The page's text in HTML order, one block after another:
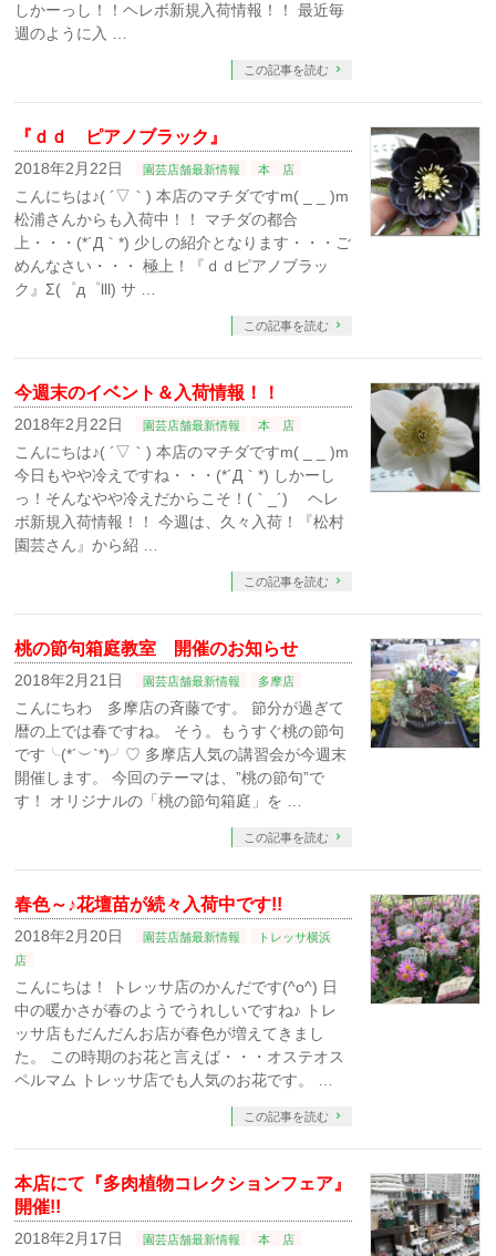
しかーっし！！ヘレボ新規入荷情報！！ 最近毎
週のように入 …
この記事を読む
『ｄｄ ピアノブラック』
2018年2月22日 園芸店舗最新情報 本 店
こんにちは♪( ´▽｀) 本店のマチダですm( _ _ )m
松浦さんからも入荷中！！ マチダの都合
上・・・(*´Д｀*) 少しの紹介となります・・・ご
めんなさい・・・ 極上！『ｄｄピアノブラッ
ク』Σ(゜д゜lll) サ …
この記事を読む
今週末のイベント＆入荷情報！！
2018年2月22日 園芸店舗最新情報 本 店
こんにちは♪( ´▽｀) 本店のマチダですm( _ _ )m
今日もやや冷えですね・・・(*´Д｀*) しかーし
っ！そんなやや冷えだからこそ！(｀_´)ゞ ヘレ
ボ新規入荷情報！！ 今週は、久々入荷！『松村
園芸さん』から紹 …
この記事を読む
桃の節句箱庭教室 開催のお知らせ
2018年2月21日 園芸店舗最新情報 多摩店
こんにちわ 多摩店の斉藤です。 節分が過ぎて
暦の上では春ですね。 そう。もうすぐ桃の節句
です╰(*´︶`*)╯♡ 多摩店人気の講習会が今週末
開催します。 今回のテーマは、”桃の節句”で
す！ オリジナルの「桃の節句箱庭」を …
この記事を読む
春色～♪花壇苗が続々入荷中です!!
2018年2月20日 園芸店舗最新情報
トレッサ横浜
店
こんにちは！ トレッサ店のかんだです(^o^) 日
中の暖かさが春のようでうれしいですね♪ トレ
ッサ店もだんだんお店が春色が増えてきまし
た。 この時期のお花と言えば・・・オステオス
ペルマム トレッサ店でも人気のお花です。 …
この記事を読む
本店にて『多肉植物コレクションフェア』
開催!!
2018年2月17日 園芸店舗最新情報 本 店